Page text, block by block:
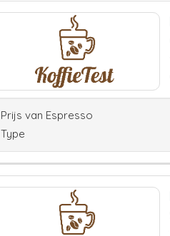
Prijs van Espresso
Type